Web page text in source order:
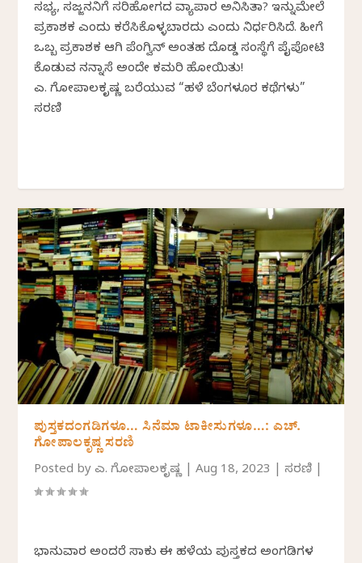
ಸಭ್ಯ, ಸಜ್ಜನನಿಗೆ ಸರಿಹೋಗದ ವ್ಯಾಪಾರ ಅನಿಸಿತಾ? ಇನ್ನುಮೇಲೆ
ಪ್ರಕಾಶಕ ಎಂದು ಕರೆಸಿಕೊಳ್ಳಬಾರದು ಎಂದು ನಿರ್ಧರಿಸಿದೆ. ಹೀಗೆ
ಒಬ್ಬ ಪ್ರಕಾಶಕ ಆಗಿ ಪೆಂಗ್ವಿನ್ ಅಂತಹ ದೊಡ್ಡ ಸಂಸ್ಥೆಗೆ ಪೈಪೋಟಿ
ಕೊಡುವ ನನ್ನಾಸೆ ಅಂದೇ ಕಮರಿ ಹೋಯಿತು!
ಎಚ್. ಗೋಪಾಲಕೃಷ್ಣ ಬರೆಯುವ “ಹಳೆ ಬೆಂಗಳೂರ ಕಥೆಗಳು”
ಸರಣಿ
ಪುಸ್ತಕದಂಗಡಿಗಳೂ… ಸಿನೆಮಾ ಟಾಕೀಸುಗಳೂ…: ಎಚ್.
ಗೋಪಾಲಕೃಷ್ಣ ಸರಣಿ
Posted byಎಚ್. ಗೋಪಾಲಕೃಷ್ಣ|Aug 18, 2023 |ಸರಣಿ
ಭಾನುವಾರ ಅಂದರೆ ಸಾಕು ಈ ಹಳೆಯ ಪುಸ್ತಕದ ಅಂಗಡಿಗಳ